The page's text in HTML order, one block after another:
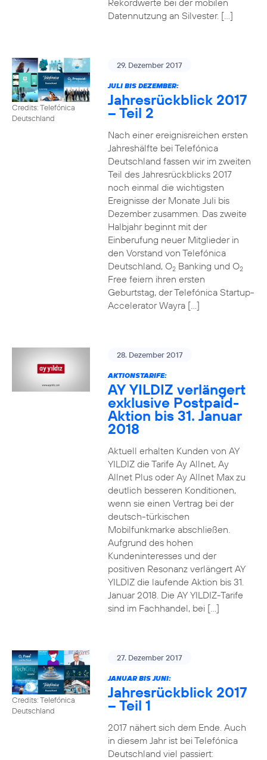
Rekordwerte bei der mobilen
Datennutzung an Silvester. […]
Credits: Telefónica
Deutschland
29. Dezember 2017
JULI BIS DEZEMBER:
Jahresrückblick 2017
– Teil 2
Nach einer ereignisreichen ersten
Jahreshälfte bei Telefónica
Deutschland fassen wir im zweiten
Teil des Jahresrückblicks 2017
noch einmal die wichtigsten
Ereignisse der Monate Juli bis
Dezember zusammen. Das zweite
Halbjahr beginnt mit der
Einberufung neuer Mitglieder in
den Vorstand von Telefónica
Deutschland, O2Banking und O2
Free feiern ihren ersten
Geburtstag, der Telefónica Startup-
Accelerator Wayra […]
28. Dezember 2017
AKTIONSTARIFE:
AY YILDIZ verlängert
exklusive Postpaid-
Aktion bis 31. Januar
2018
Aktuell erhalten Kunden von AY
YILDIZ die Tarife Ay Allnet, Ay
Allnet Plus oder Ay Allnet Max zu
deutlich besseren Konditionen,
wenn sie einen Vertrag bei der
deutsch-türkischen
Mobilfunkmarke abschließen.
Aufgrund des hohen
Kundeninteresses und der
positiven Resonanz verlängert AY
YILDIZ die laufende Aktion bis 31.
Januar 2018. Die AY YILDIZ-Tarife
sind im Fachhandel, bei […]
Credits: Telefónica
Deutschland
27. Dezember 2017
JANUAR BIS JUNI:
Jahresrückblick 2017
– Teil 1
2017 nähert sich dem Ende. Auch
in diesem Jahr ist bei Telefónica
Deutschland viel passiert: